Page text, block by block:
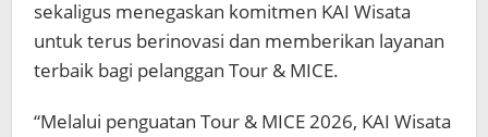
sekaligus menegaskan komitmen KAI Wisata
untuk terus berinovasi dan memberikan layanan
terbaik bagi pelanggan Tour & MICE.
“Melalui penguatan Tour & MICE 2026, KAI Wisata